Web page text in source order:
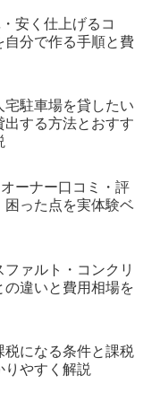
安く仕上げるコ
自分で作る手順と費
宅駐車場を貸したい
出する方法とおすす
ーナー口コミ・評
困った点を実体験ベ
ァルト・コンクリ
の違いと費用相場を
税になる条件と課税
りやすく解説